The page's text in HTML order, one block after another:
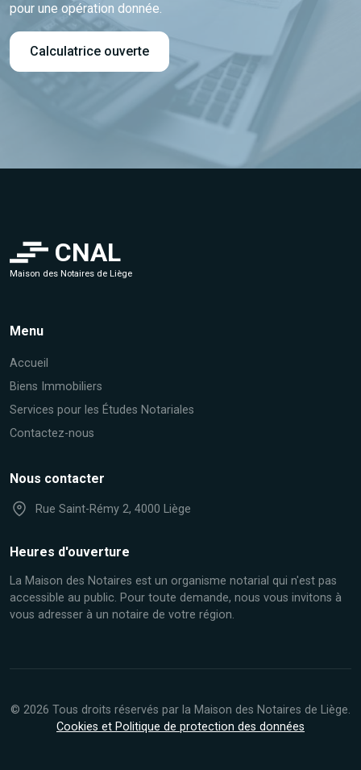
pour une opération donnée.
Calculatrice ouverte
CNAL
Maison des Notaires de Liège
Menu
Accueil
Biens Immobiliers
Services pour les Études Notariales
Contactez-nous
Nous contacter
Rue Saint-Rémy 2, 4000 Liège
Heures d'ouverture
La Maison des Notaires est un organisme notarial qui n'est pas
accessible au public. Pour toute demande, nous vous invitons à
vous adresser à un notaire de votre région.
© 2026 Tous droits réservés par la Maison des Notaires de Liège.
Cookies et Politique de protection des données